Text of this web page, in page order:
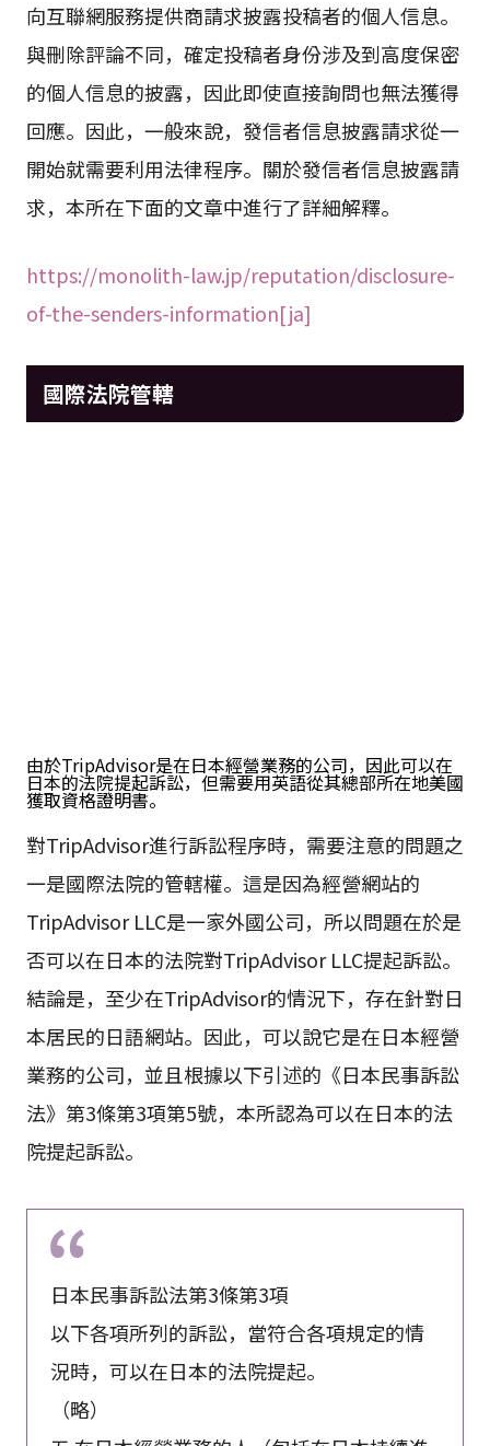
向互聯網服務提供商請求披露投稿者的個人信息。
與刪除評論不同，確定投稿者身份涉及到高度保密
的個人信息的披露，因此即使直接詢問也無法獲得
回應。因此，一般來說，發信者信息披露請求從一
開始就需要利用法律程序。關於發信者信息披露請
求，本所在下面的文章中進行了詳細解釋。
https://monolith-law.jp/reputation/disclosure-
of-the-senders-information[ja]
國際法院管轄
由於TripAdvisor是在日本經營業務的公司，因此可以在
日本的法院提起訴訟，但需要用英語從其總部所在地美國
獲取資格證明書。
對TripAdvisor進行訴訟程序時，需要注意的問題之
一是國際法院的管轄權。這是因為經營網站的
TripAdvisor LLC是一家外國公司，所以問題在於是
否可以在日本的法院對TripAdvisor LLC提起訴訟。
結論是，至少在TripAdvisor的情況下，存在針對日
本居民的日語網站。因此，可以說它是在日本經營
業務的公司，並且根據以下引述的《日本民事訴訟
法》第3條第3項第5號，本所認為可以在日本的法
院提起訴訟。
日本民事訴訟法第3條第3項
以下各項所列的訴訟，當符合各項規定的情
況時，可以在日本的法院提起。
（略）